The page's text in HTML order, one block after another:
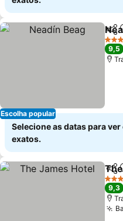
Escolha popular
4
9,5
Selecione as datas para
exatos.
4
9,3